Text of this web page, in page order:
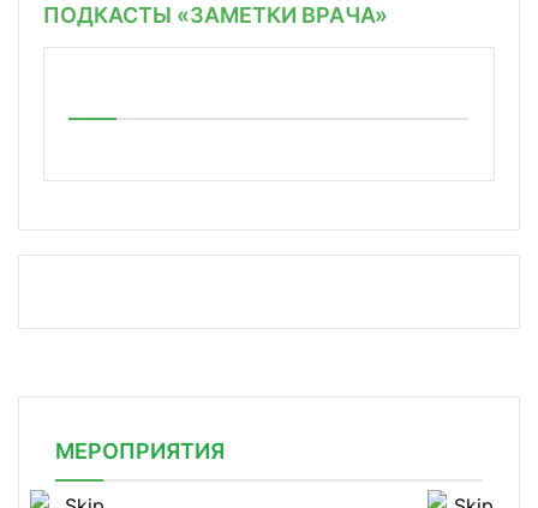
ПОДКАСТЫ «ЗАМЕТКИ ВРАЧА»
МЕРОПРИЯТИЯ